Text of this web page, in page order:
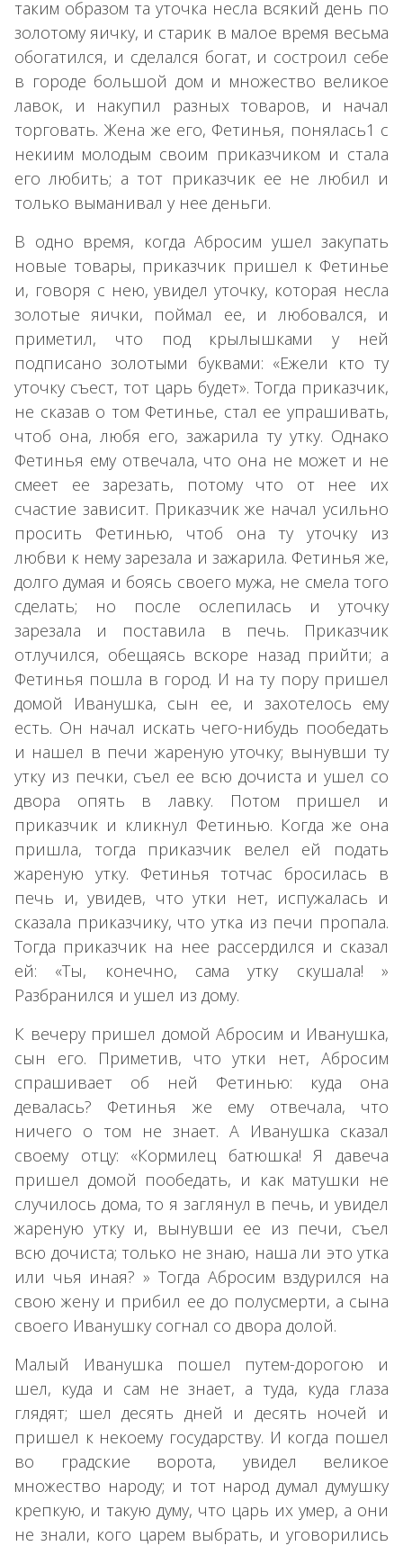
таким образом та уточка несла всякий день по
золотому яичку, и старик в малое время весьма
обогатился, и сделался богат, и состроил себе
в городе большой дом и множество великое
лавок, и накупил разных товаров, и начал
торговать. Жена же его, Фетинья, понялась1 с
некиим молодым своим приказчиком и стала
его любить; а тот приказчик ее не любил и
только выманивал у нее деньги.
В одно время, когда Абросим ушел закупать
новые товары, приказчик пришел к Фетинье
и, говоря с нею, увидел уточку, которая несла
золотые яички, поймал ее, и любовался, и
приметил, что под крылышками у ней
подписано золотыми буквами: «Ежели кто ту
уточку съест, тот царь будет». Тогда приказчик,
не сказав о том Фетинье, стал ее упрашивать,
чтоб она, любя его, зажарила ту утку. Однако
Фетинья ему отвечала, что она не может и не
смеет ее зарезать, потому что от нее их
счастие зависит. Приказчик же начал усильно
просить Фетинью, чтоб она ту уточку из
любви к нему зарезала и зажарила. Фетинья же,
долго думая и боясь своего мужа, не смела того
сделать; но после ослепилась и уточку
зарезала и поставила в печь. Приказчик
отлучился, обещаясь вскоре назад прийти; а
Фетинья пошла в город. И на ту пору пришел
домой Иванушка, сын ее, и захотелось ему
есть. Он начал искать чего-нибудь пообедать
и нашел в печи жареную уточку; вынувши ту
утку из печки, съел ее всю дочиста и ушел со
двора опять в лавку. Потом пришел и
приказчик и кликнул Фетинью. Когда же она
пришла, тогда приказчик велел ей подать
жареную утку. Фетинья тотчас бросилась в
печь и, увидев, что утки нет, испужалась и
сказала приказчику, что утка из печи пропала.
Тогда приказчик на нее рассердился и сказал
ей: «Ты, конечно, сама утку скушала! »
Разбранился и ушел из дому.
К вечеру пришел домой Абросим и Иванушка,
сын его. Приметив, что утки нет, Абросим
спрашивает об ней Фетинью: куда она
девалась? Фетинья же ему отвечала, что
ничего о том не знает. А Иванушка сказал
своему отцу: «Кормилец батюшка! Я давеча
пришел домой пообедать, и как матушки не
случилось дома, то я заглянул в печь, и увидел
жареную утку и, вынувши ее из печи, съел
всю дочиста; только не знаю, наша ли это утка
или чья иная? » Тогда Абросим вздурился на
свою жену и прибил ее до полусмерти, а сына
своего Иванушку согнал со двора долой.
Малый Иванушка пошел путем-дорогою и
шел, куда и сам не знает, а туда, куда глаза
глядят; шел десять дней и десять ночей и
пришел к некоему государству. И когда пошел
во градские ворота, увидел великое
множество народу; и тот народ думал думушку
крепкую, и такую думу, что царь их умер, а они
не знали, кого царем выбрать, и уговорились